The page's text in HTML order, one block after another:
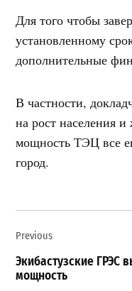
Для того чтобы
установленному
дополнительные
В частности,
на рост населения
мощность ТЭЦ все
город.
по
записям
Previous
Экибастузские ГРЭС
мощность